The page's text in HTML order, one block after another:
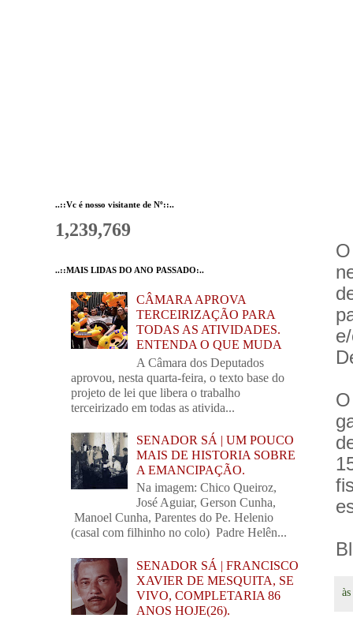
às
..::Vc é nosso visitante de Nº::..
1,239,769
..::MAIS LIDAS DO ANO PASSADO:..
CÂMARA APROVA
TERCEIRIZAÇÃO PARA
TODAS AS ATIVIDADES.
ENTENDA O QUE MUDA
A Câmara dos Deputados
aprovou, nesta quarta-feira, o texto base do
projeto de lei que libera o trabalho
terceirizado em todas as ativida...
SENADOR SÁ | UM POUCO
MAIS DE HISTORIA SOBRE
A EMANCIPAÇÃO.
Na imagem: Chico Queiroz,
José Aguiar, Gerson Cunha,
Manoel Cunha, Parentes do Pe. Helenio
(casal com filhinho no colo) Padre Helên...
SENADOR SÁ | FRANCISCO
XAVIER DE MESQUITA, SE
VIVO, COMPLETARIA 86
ANOS HOJE(26).